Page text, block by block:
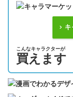
キ
こんなキャラクターが
買えます